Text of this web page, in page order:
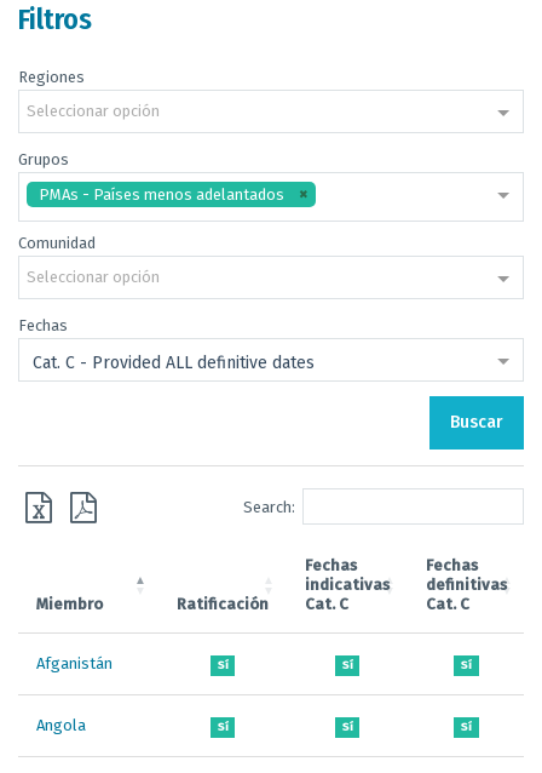
Filtros
Regiones
Seleccionar opción
Grupos
PMAs - Países menos adelantados
Comunidad
Seleccionar opción
Fechas
Cat. C - Provided ALL definitive dates
Buscar
Search:
Miembro Ratificación
Fechas
indicativas
Cat. C
Fechas
definitivas
Cat. C
Afganistán Sí Sí Sí
Angola Sí Sí Sí